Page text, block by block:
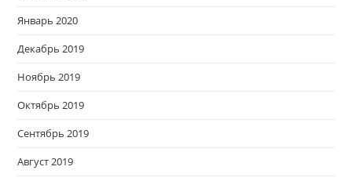
Январь 2020
Декабрь 2019
Ноябрь 2019
Октябрь 2019
Сентябрь 2019
Август 2019